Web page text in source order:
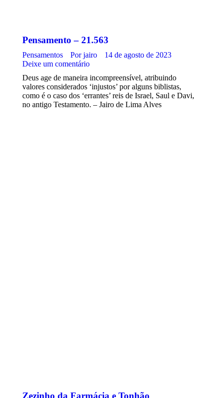
Pensamento – 21.563
Pensamentos Porjairo
14 de agosto de 2023
Deixe um comentário
Deus age de maneira incompreensível, atribuindo
valores considerados ‘injustos’ por alguns biblistas,
como é o caso dos ‘errantes’ reis de Israel, Saul e Davi,
no antigo Testamento. – Jairo de Lima Alves
Zezinho da Farmácia e Tonhão